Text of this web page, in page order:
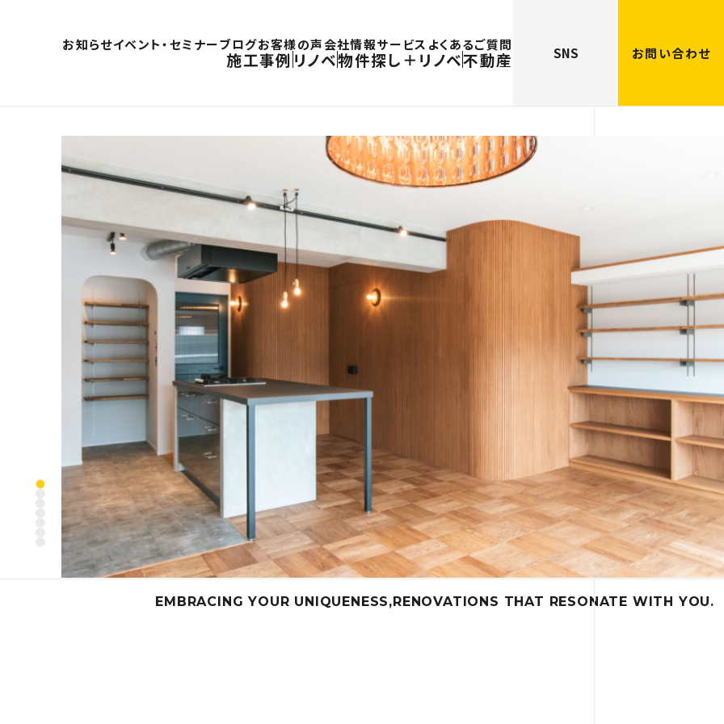
お知らせイベント・セミナーブログお客様の声会社情報サービス よくあるご質問
施工事例 リノベ物件探し＋リノベ不動産 SNS お問い合わせ
EMBRACING YOUR UNIQUENESS,RENOVATIONS THAT RESONATE WITH YOU.